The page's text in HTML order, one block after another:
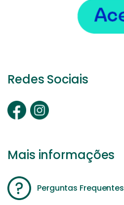
Redes Sociais
Mais informações
Perguntas Frequentes